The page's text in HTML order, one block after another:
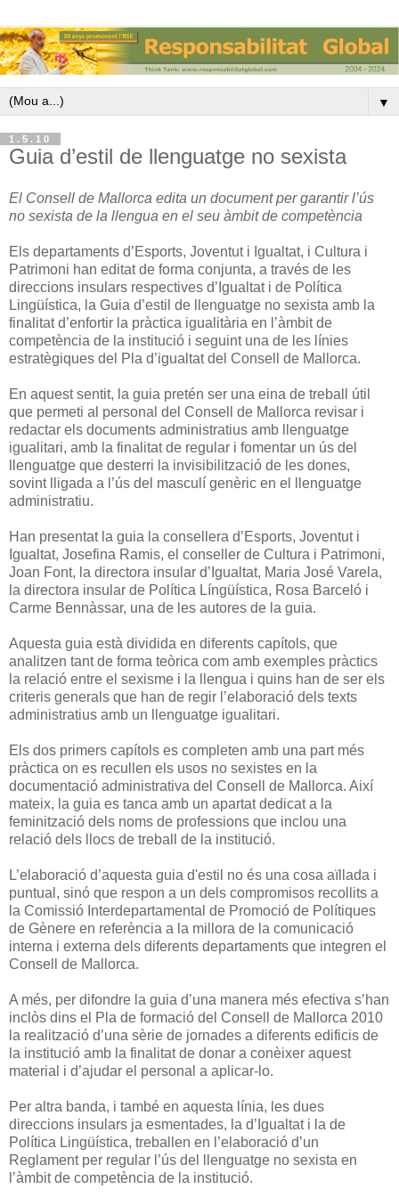
▼
1.5.10
Guia d’estil de llenguatge no sexista
El Consell de Mallorca edita un document per garantir l’ús
no sexista de la llengua en el seu àmbit de competència
Els departaments d’Esports, Joventut i Igualtat, i Cultura i
Patrimoni han editat de forma conjunta, a través de les
direccions insulars respectives d’Igualtat i de Política
Lingüística, la Guia d’estil de llenguatge no sexista amb la
finalitat d’enfortir la pràctica igualitària en l’àmbit de
competència de la institució i seguint una de les línies
estratègiques del Pla d’igualtat del Consell de Mallorca.
En aquest sentit, la guia pretén ser una eina de treball útil
que permeti al personal del Consell de Mallorca revisar i
redactar els documents administratius amb llenguatge
igualitari, amb la finalitat de regular i fomentar un ús del
llenguatge que desterri la invisibilització de les dones,
sovint lligada a l’ús del masculí genèric en el llenguatge
administratiu.
Han presentat la guia la consellera d’Esports, Joventut i
Igualtat, Josefina Ramis, el conseller de Cultura i Patrimoni,
Joan Font, la directora insular d’Igualtat, Maria José Varela,
la directora insular de Política Língüística, Rosa Barceló i
Carme Bennàssar, una de les autores de la guia.
Aquesta guia està dividida en diferents capítols, que
analitzen tant de forma teòrica com amb exemples pràctics
la relació entre el sexisme i la llengua i quins han de ser els
criteris generals que han de regir l’elaboració dels texts
administratius amb un llenguatge igualitari.
Els dos primers capítols es completen amb una part més
pràctica on es recullen els usos no sexistes en la
documentació administrativa del Consell de Mallorca. Així
mateix, la guia es tanca amb un apartat dedicat a la
feminització dels noms de professions que inclou una
relació dels llocs de treball de la institució.
L’elaboració d’aquesta guia d'estil no és una cosa aïllada i
puntual, sinó que respon a un dels compromisos recollits a
la Comissió Interdepartamental de Promoció de Polítiques
de Gènere en referència a la millora de la comunicació
interna i externa dels diferents departaments que integren el
Consell de Mallorca.
A més, per difondre la guia d’una manera més efectiva s’han
inclòs dins el Pla de formació del Consell de Mallorca 2010
la realització d’una sèrie de jornades a diferents edificis de
la institució amb la finalitat de donar a conèixer aquest
material i d’ajudar el personal a aplicar-lo.
Per altra banda, i també en aquesta línia, les dues
direccions insulars ja esmentades, la d’Igualtat i la de
Política Lingüística, treballen en l’elaboració d’un
Reglament per regular l’ús del llenguatge no sexista en
l’àmbit de competència de la institució.